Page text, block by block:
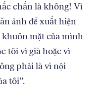
chắn là không! Vì
ảnh để xuất hiện
mặt của mình
tôi vì già hoặc vì
phải là vì nội
tôi”.